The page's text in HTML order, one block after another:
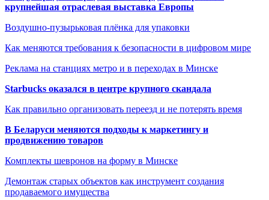
крупнейшая отраслевая выставка Европы
Воздушно-пузырьковая плёнка для упаковки
Как меняются требования к безопасности в цифровом мире
Реклама на станциях метро и в переходах в Минске
Starbucks оказался в центре крупного скандала
Как правильно организовать переезд и не потерять время
В Беларуси меняются подходы к маркетингу и
продвижению товаров
Комплекты шевронов на форму в Минске
Демонтаж старых объектов как инструмент создания
продаваемого имущества